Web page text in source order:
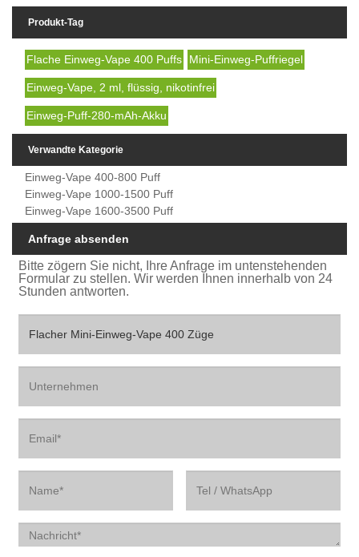
Produkt-Tag
Flache Einweg-Vape 400 Puffs Mini-Einweg-Puffriegel
Einweg-Vape, 2 ml, flüssig, nikotinfrei
Einweg-Puff-280-mAh-Akku
Verwandte Kategorie
Einweg-Vape 400-800 Puff
Einweg-Vape 1000-1500 Puff
Einweg-Vape 1600-3500 Puff
Anfrage absenden
Bitte zögern Sie nicht, Ihre Anfrage im untenstehenden
Formular zu stellen. Wir werden Ihnen innerhalb von 24
Stunden antworten.